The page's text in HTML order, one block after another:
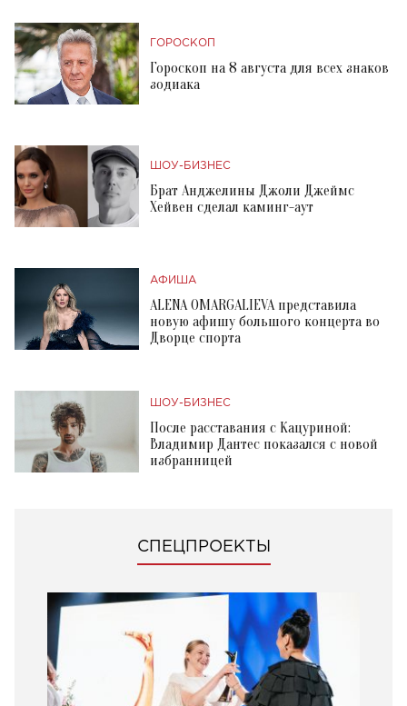
ГОРОСКОП
Гороскоп на 8 августа для всех знаков
зодиака
ШОУ-БИЗНЕС
Брат Анджелины Джоли Джеймс
Хейвен сделал каминг-аут
АФИША
ALENA OMARGALIEVA представила
новую афишу большого концерта во
Дворце спорта
ШОУ-БИЗНЕС
После расставания с Кацуриной:
Владимир Дантес показался с новой
избранницей
СПЕЦПРОЕКТЫ